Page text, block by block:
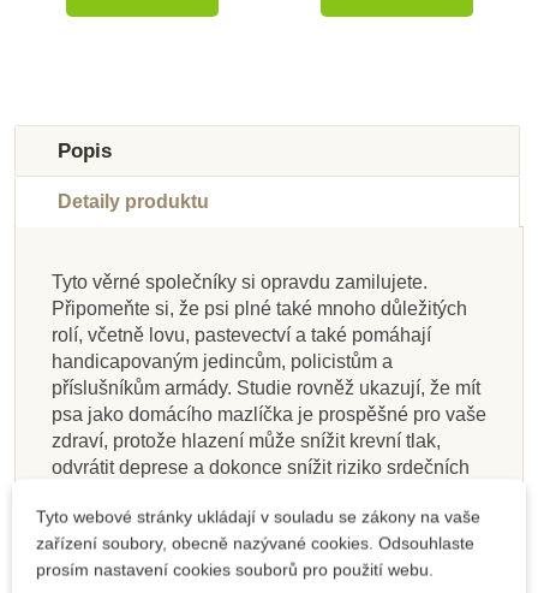
Doporučené
Do školy
Skladem
Safari Ltd. Tuba -
Dinosauři
Přidat do košíku
Doporučené
Skladem
Safari Ltd. Tuba -
Ohrožené druhy -
mořské
Přidat do košíku
Do školy
Skladem
Safari Ltd. Rytíři a
draci
Přidat do košíku
Do školy
Skladem
Safari Ltd. Životní
cyklus - Žížala
Přidat do košíku
Do školy
Skladem
Safari Ltd. Tuba -
Významná místa
světa
Přidat do košíku
Do školy
Skladem
Safari Ltd. Tuba -
Ptáci
Přidat do košíku
Do školy
Skladem
Safari Ltd. Tuba -
Mořské panny
Přidat do košíku
Do školy
Na dotaz
Safari Ltd. Figurka -
Činčila
Zobrazit detail
Popis
Detaily produktu
Tyto věrné společníky si opravdu zamilujete.
Připomeňte si, že psi plné také mnoho důležitých
rolí, včetně lovu, pastevectví a také pomáhají
handicapovaným jedincům, policistům a
příslušníkům armády. Studie rovněž ukazují, že mít
psa jako domácího mazlíčka je prospěšné pro vaše
zdraví, protože hlazení může snížit krevní tlak,
odvrátit deprese a dokonce snížit riziko srdečních
Pokud vaše dítě miluje psy a chce rozeznávat
jejich rasy, tubu Psi od Safari Ltd. bude milovat.
Tyto webové stránky ukládají v souladu se zákony na vaše
zařízení soubory, obecně nazývané cookies. Odsouhlaste
prosím nastavení cookies souborů pro použití webu.